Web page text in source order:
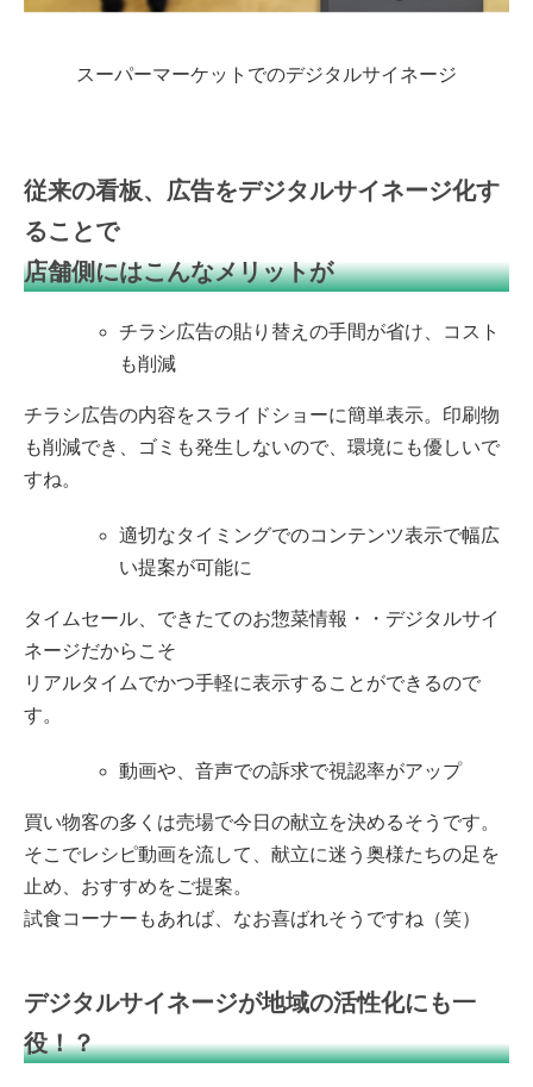
スーパーマーケットでのデジタルサイネージ
従来の看板、広告をデジタルサイネージ化す
ることで
店舗側にはこんなメリットが
チラシ広告の貼り替えの手間が省け、コスト
も削減
チラシ広告の内容をスライドショーに簡単表示。印刷物
も削減でき、ゴミも発生しないので、環境にも優しいで
すね。
適切なタイミングでのコンテンツ表示で幅広
い提案が可能に
タイムセール、できたてのお惣菜情報・・デジタルサイ
ネージだからこそ
リアルタイムでかつ手軽に表示することができるので
す。
動画や、音声での訴求で視認率がアップ
買い物客の多くは売場で今日の献立を決めるそうです。
そこでレシピ動画を流して、献立に迷う奥様たちの足を
止め、おすすめをご提案。
試食コーナーもあれば、なお喜ばれそうですね（笑）
デジタルサイネージが地域の活性化にも一
役！？